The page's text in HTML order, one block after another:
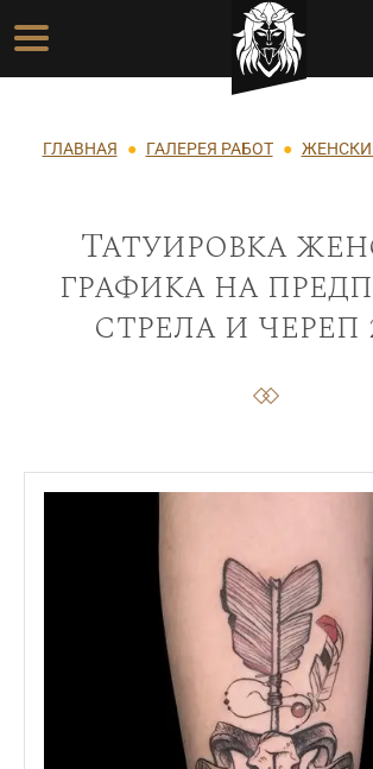
Перейти к основному содержанию
Основная навигация
Строка навигации
ГЛАВНАЯ ГАЛЕРЕЯ РАБОТ
Татуировка
графика на
стрела и череп